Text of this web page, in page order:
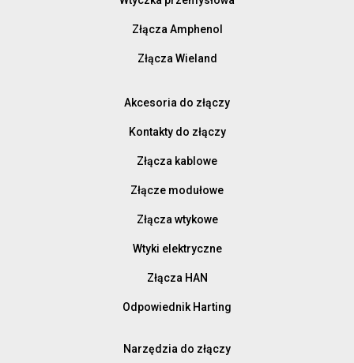
Złącza Amphenol
Złącza Wieland
Akcesoria do złączy
Kontakty do złączy
Złącza kablowe
Złącze modułowe
Złącza wtykowe
Wtyki elektryczne
Złącza HAN
Odpowiednik Harting
Narzędzia do złączy